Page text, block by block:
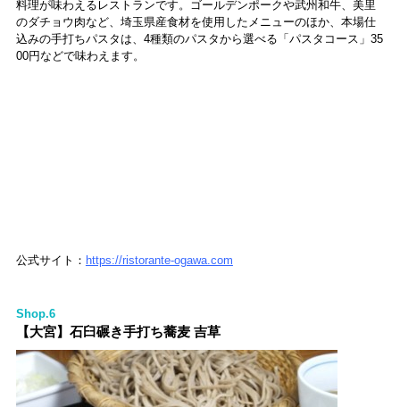
料理が味わえるレストランです。ゴールデンポークや武州和牛、美里
のダチョウ肉など、埼玉県産食材を使用したメニューのほか、本場仕
込みの手打ちパスタは、4種類のパスタから選べる「パスタコース」35
00円などで味わえます。
公式サイト： https://ristorante-ogawa.com
Shop.6
【大宮】石臼碾き手打ち蕎麦 吉草